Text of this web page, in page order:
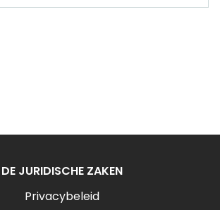
DE JURIDISCHE ZAKEN
Privacybeleid